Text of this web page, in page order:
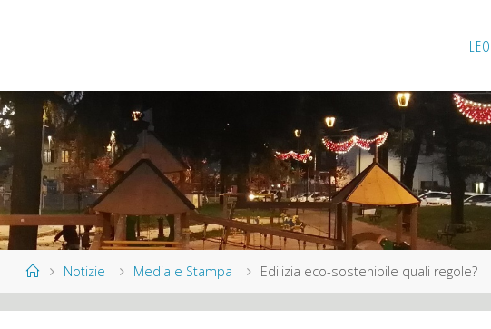
HomeNotizie Media e Stampa Edilizia eco-sostenibile quali regole?